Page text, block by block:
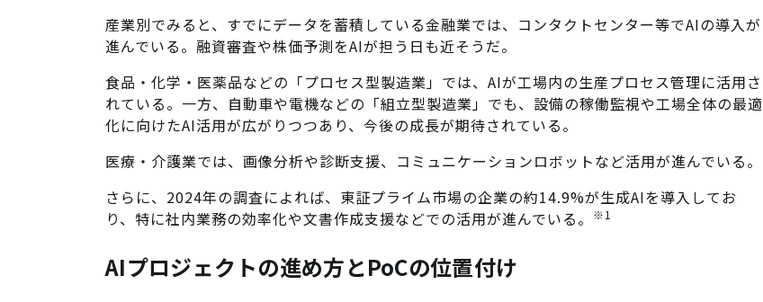
産業別でみると、すでにデータを蓄積している金融業では、コンタクトセンター等でAIの導入が
進んでいる。融資審査や株価予測をAIが担う日も近そうだ。
食品・化学・医薬品などの「プロセス型製造業」では、AIが工場内の生産プロセス管理に活用さ
れている。一方、自動車や電機などの「組立型製造業」でも、設備の稼働監視や工場全体の最適
化に向けたAI活用が広がりつつあり、今後の成長が期待されている。
医療・介護業では、画像分析や診断支援、コミュニケーションロボットなど活用が進んでいる。
さらに、2024年の調査によれば、東証プライム市場の企業の約14.9%が生成AIを導入してお
り、特に社内業務の効率化や文書作成支援などでの活用が進んでいる。
※1
AIプロジェクトの進め方とPoCの位置付け